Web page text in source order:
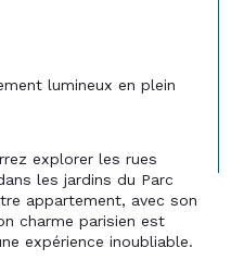
lumineux en plein
explorer les rues
les jardins du Parc
appartement, avec son
charme parisien est
expérience inoubliable.